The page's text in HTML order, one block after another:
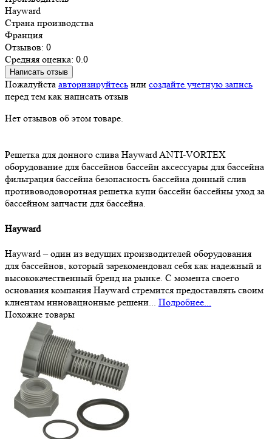
Hayward
Страна производства
Франция
Отзывов: 0
Средняя оценка: 0.0
Написать отзыв
Пожалуйста авторизируйтесь или создайте учетную запись
перед тем как написать отзыв
Нет отзывов об этом товаре.
Решетка для донного слива Hayward ANTI-VORTEX
оборудование для бассейнов бассейн аксессуары для бассейна
фильтрация бассейна безопасность бассейна донный слив
противоводоворотная решетка купи бассейн бассейны уход за
бассейном запчасти для бассейна.
Hayward
Hayward – один из ведущих производителей оборудования
для бассейнов, который зарекомендовал себя как надежный и
высококачественный бренд на рынке. С момента своего
основания компания Hayward стремится предоставлять своим
клиентам инновационные решени... Подробнее...
Похожие товары